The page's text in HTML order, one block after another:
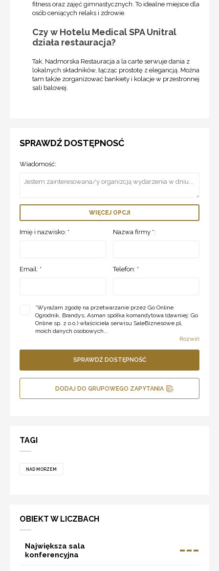
fitness oraz zajęć gimnastycznych. To idealne miejsce dla
osób ceniących relaks i zdrowie.
Czy w Hotelu Medical SPA Unitral
działa restauracja?
Tak, Nadmorska Restauracja a la carte serwuje dania z
lokalnych składników, łącząc prostotę z elegancją. Można
tam także zorganizować bankiety i kolacje w przestronnej
sali balowej.
SPRAWDŹ DOSTĘPNOSĆ
Wiadomość:
WIĘCEJ OPCJI
Imię i nazwisko: * Nazwa firmy *:
Email: * Telefon: *
*Wyrażam zgodę na przetwarzanie przez Go Online
Ogrodnik, Brandys, Asman spółka komandytowa (dawniej: Go
Online sp. z o.o.) właściciela serwisu SaleBiznesowe.pl,
moich danych osobowych...
Rozwiń
SPRAWDŹ DOSTĘPNOŚĆ
DODAJ DO GRUPOWEGO ZAPYTANIA
TAGI
NAD MORZEM
OBIEKT W LICZBACH
Największa sala
konferencyjna
---